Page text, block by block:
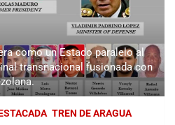
como un Estado paralelo al
transnacional fusionada con
TREN DE ARAGUA